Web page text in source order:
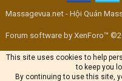
Massagevua.net - Hội Quán
Forum software by XenForo™
This site uses cookies to help
to keep you
By continuing to use this site,